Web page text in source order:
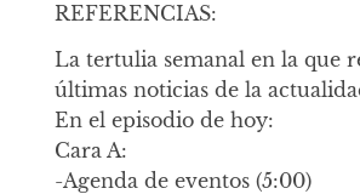
REFERENCIAS:
La tertulia semanal en la que
últimas noticias de la
En el episodio de hoy:
Cara A:
-Agenda de eventos (5:00)